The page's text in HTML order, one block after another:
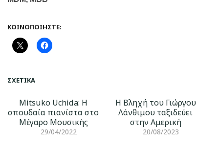
ΚΟΙΝΟΠΟΙΉΣΤΕ:
ΣΧΕΤΙΚΆ
Mitsuko Uchida: Η
σπουδαία πιανίστα στο
Μέγαρο Μουσικής
29/04/2022
Η Βληχή του Γιώργου
Λάνθιμου ταξιδεύει
στην Αμερική
20/08/2023